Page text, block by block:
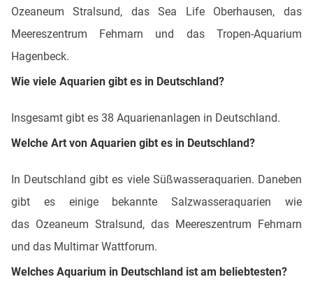
Ozeaneum Stralsund, das Sea Life Oberhausen, das
Meereszentrum Fehmarn und das Tropen-Aquarium
Hagenbeck.
Wie viele Aquarien gibt es in Deutschland?
Insgesamt gibt es 38 Aquarienanlagen in Deutschland.
Welche Art von Aquarien gibt es in Deutschland?
In Deutschland gibt es viele Süßwasseraquarien. Daneben
gibt es einige bekannte Salzwasseraquarien wie
das Ozeaneum Stralsund, das Meereszentrum Fehmarn
und das Multimar Wattforum.
Welches Aquarium in Deutschland ist am beliebtesten?